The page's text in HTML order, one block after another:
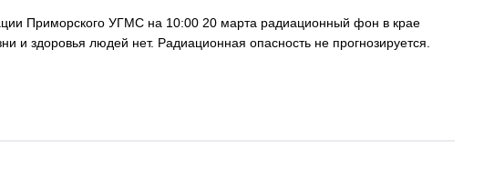
Приморского УГМС на 10:00 20 марта радиационный фон в крае
и здоровья людей нет. Радиационная опасность не прогнозируется.